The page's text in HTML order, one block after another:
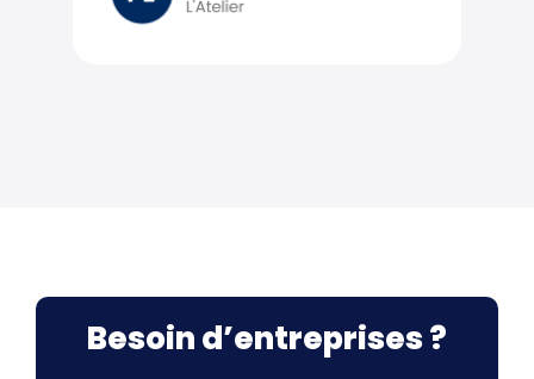
Besoin d’entreprises ?